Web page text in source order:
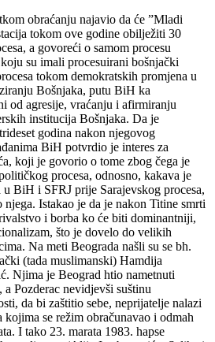
obraćanju najavio da će ”Mladi
tokom ove godine obilježiti 30
a govoreći o samom procesu
su imali procesuirani bošnjački
tokom demokratskih promjena u
Bošnjaka, putu BiH ka
od agresije, vraćanju i afirmiranju
institucija Bošnjaka. Da je
godina nakon njegovog
BiH potvrdio je interes za
koji je govorio o tome zbog čega je
procesa, odnosno, kakava je
BiH i SFRJ prije Sarajevskog procesa,
Istakao je da je nakon Titine smrti
i borba ko će biti dominantniji,
što je dovelo do velikih
Na meti Beograda našli su se bh.
(tada muslimanski) Hamdija
Njima je Beograd htio nametnuti
Pozderac nevidjevši suštinu
da bi zaštitio sebe, neprijatelje nalazi
se režim obračunavao i odmah
I tako 23. marata 1983. hapse